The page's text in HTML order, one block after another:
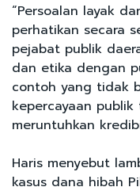
“Persoalan layak
perhatikan secara
pejabat publik
dan etika dengan
contoh yang tidak
kepercayaan
meruntuhkan
Haris menyebut
kasus dana hibah